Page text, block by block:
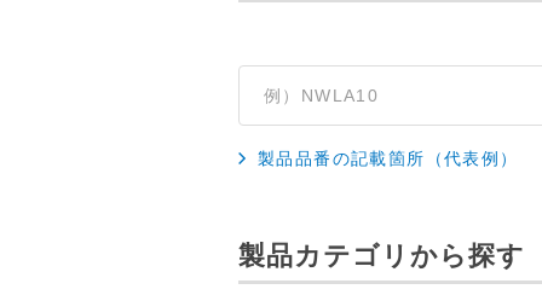
製品品番の記載箇所（代表例）
製品カテゴリから探す